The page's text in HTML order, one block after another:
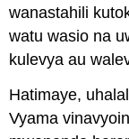
wanastahili
watu wasio na
kulevya au
Hatimaye,
Vyama